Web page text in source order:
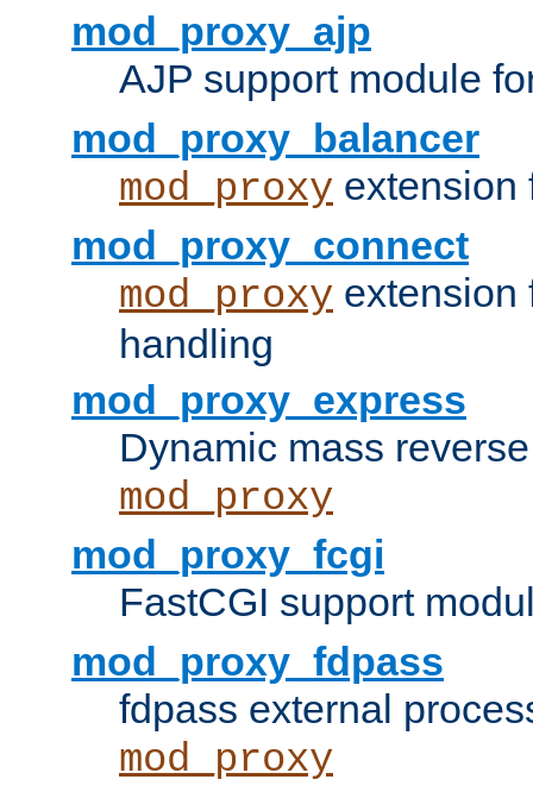
mod_proxy_ajp
AJP support module
mod_proxy_balancer
mod_proxy extension
mod_proxy_connect
mod_proxy
handling
mod_proxy_express
Dynamic mass
mod_proxy
mod_proxy_fcgi
FastCGI support
mod_proxy_fdpass
fdpass external
mod_proxy